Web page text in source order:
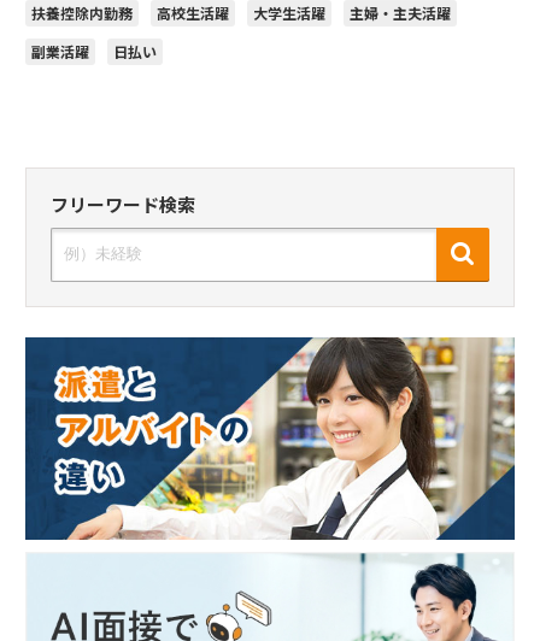
扶養控除内勤務
高校生活躍 大学生活躍
主婦・主夫活躍
副業活躍
日払い
フリーワード検索